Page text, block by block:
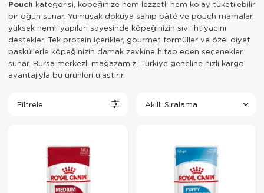
Kedi
Kedi
Kedi
Köpek
Köpek
Köpek
Kaplumbağa
Kemirgen
Çevre
Pouch kategorisi, köpeğinize hem lezzetli hem kolay tüketilebilir
bir öğün sunar. Yumuşak dokuya sahip pâté ve pouch mamalar,
yüksek nemli yapıları sayesinde köpeğinizin sıvı ihtiyacını
destekler. Tek protein içerikler, gourmet formüller ve özel diyet
pasküllerle köpeğinizin damak zevkine hitap eden seçenekler
sunar. Bursa merkezli mağazamız, Türkiye geneline hızlı kargo
avantajıyla bu ürünleri ulaştırır.
Filtrele